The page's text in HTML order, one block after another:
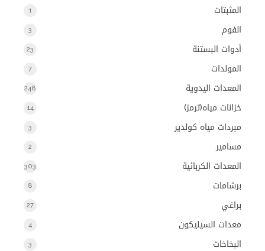
المثبتات 1
الفوم 3
أدوات البستنة 23
المولدات 7
المعدات اليدوية 248
خزانات مياه(ترمز) 14
مبردات مياه كولدير 3
مسامير 2
المعدات الكربائية 303
برشامات 8
براغي 27
معدات السيليكون 4
البخاخات 3